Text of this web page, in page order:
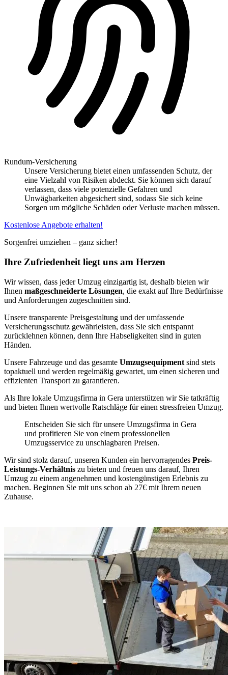
Rundum-Versicherung
Unsere Versicherung bietet einen umfassenden Schutz, der
eine Vielzahl von Risiken abdeckt. Sie können sich darauf
verlassen, dass viele potenzielle Gefahren und
Unwägbarkeiten abgesichert sind, sodass Sie sich keine
Sorgen um mögliche Schäden oder Verluste machen müssen.
Kostenlose Angebote erhalten!
Sorgenfrei umziehen – ganz sicher!
Ihre Zufriedenheit liegt uns am Herzen
Wir wissen, dass jeder Umzug einzigartig ist, deshalb bieten wir
Ihnen maßgeschneiderte Lösungen, die exakt auf Ihre Bedürfnisse
und Anforderungen zugeschnitten sind.
Unsere transparente Preisgestaltung und der umfassende
Versicherungsschutz gewährleisten, dass Sie sich entspannt
zurücklehnen können, denn Ihre Habseligkeiten sind in guten
Händen.
Unsere Fahrzeuge und das gesamte Umzugsequipment sind stets
topaktuell und werden regelmäßig gewartet, um einen sicheren und
effizienten Transport zu garantieren.
Als Ihre lokale Umzugsfirma in Gera unterstützen wir Sie tatkräftig
und bieten Ihnen wertvolle Ratschläge für einen stressfreien Umzug.
Entscheiden Sie sich für unsere Umzugsfirma in Gera
und profitieren Sie von einem professionellen
Umzugsservice zu unschlagbaren Preisen.
Wir sind stolz darauf, unseren Kunden ein hervorragendes Preis-
Leistungs-Verhältnis zu bieten und freuen uns darauf, Ihren
Umzug zu einem angenehmen und kostengünstigen Erlebnis zu
machen. Beginnen Sie mit uns schon ab 27€ mit Ihrem neuen
Zuhause.